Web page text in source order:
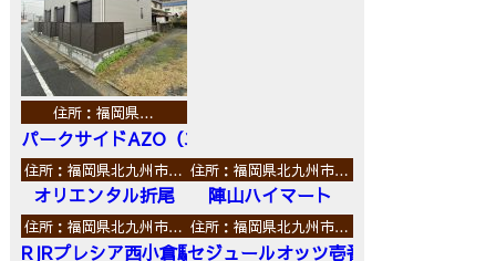
住所：福岡県…
パークサイドAZO（エーゼットオー）
住所：福岡県北九州市…
オリエンタル折尾
住所：福岡県北九州市…
陣山ハイマート
住所：福岡県北九州市…
RJRプレシア西小倉駅前
住所：福岡県北九州市…
セジュールオッツ壱番館